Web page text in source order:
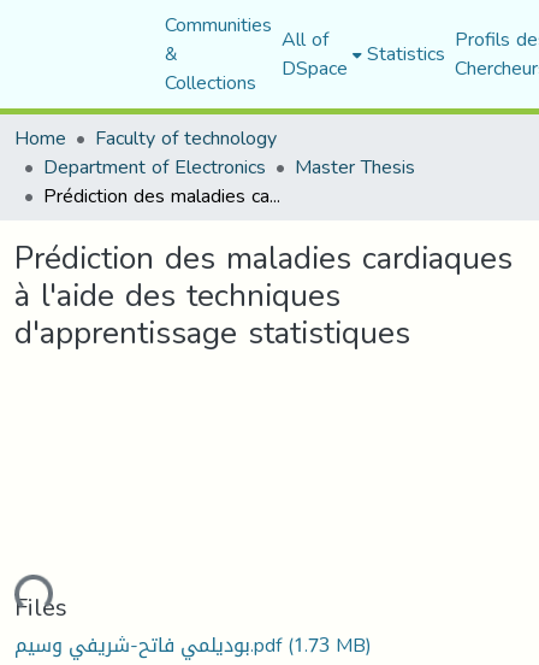
Communities
&
Collections
All of
DSpace Statistics Profils
Home
Faculty of technology
Department of Electronics Master Thesis
Prédiction des maladies cardiaques à l'aide des techniques d'apprentissage statistiques
Prédiction des maladies cardiaques
à l'aide des techniques
d'apprentissage statistiques
Files
بوديلمي فاتح-شريفي وسيم.pdf(1.73 MB)